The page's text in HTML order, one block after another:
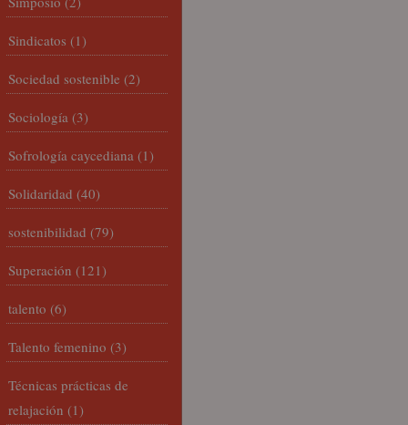
Sindicatos (1)
Sociedad sostenible (2)
Sociología (3)
Sofrología caycediana (1)
Solidaridad (40)
sostenibilidad (79)
Superación (121)
talento (6)
Talento femenino (3)
Técnicas prácticas de
relajación (1)